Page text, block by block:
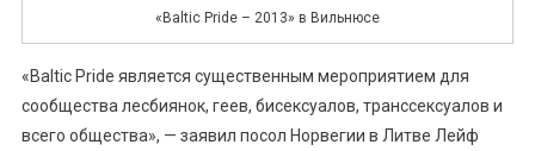
«Baltic Pride – 2013» в Вильнюсе
«Baltic Pride является существенным мероприятием для
сообщества лесбиянок, геев, бисексуалов, транссексуалов и
всего общества», — заявил посол Норвегии в Литве Лейф